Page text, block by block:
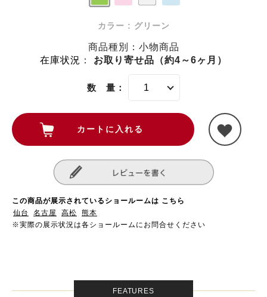
カラー : グリーン
商品種別：小物商品
在庫状況 ： お取り寄せ品（約4～6ヶ月）
数 量：
この商品が展示されているショールームは こちら
仙台
名古屋 高松
熊本
※実際の展示状況は各ショールームにお問合せください
FEATURES